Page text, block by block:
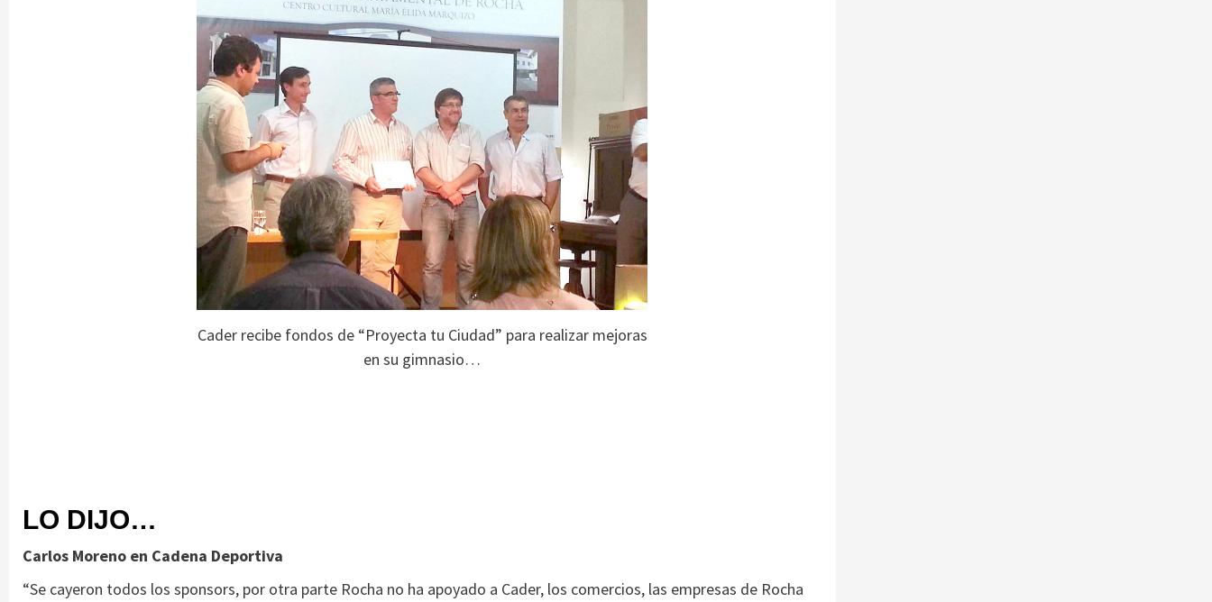
Cader recibe fondos de “Proyecta tu Ciudad” para realizar mejoras
en su gimnasio…
LO DIJO…
Carlos Moreno en Cadena Deportiva
“Se cayeron todos los sponsors, por otra parte Rocha no ha apoyado a Cader, los comercios, las empresas de Rocha